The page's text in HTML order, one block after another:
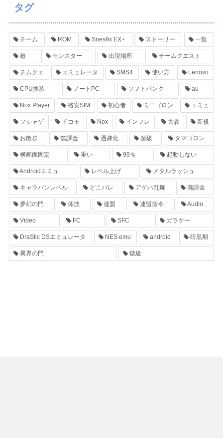
タグ
チーム ROM Snes9x EX+ ストーリー 一覧
敵 モンスター 出現場所 チームクエスト
チムクエ エミュレータ SMS4 使い方 Lenovo
CPU換装 ノートPC ソフトバンク au
Nox Player 格安SIM 初心者 ミニゴロン エミュ
ソシャゲ ドコモ Nox インフレ 古参 新規
お散歩 無課金 過疎化 超級 タマゴロン
横画面固定 重い 99％ 起動しない
Androidエミュ レベル上げ メタルラッシュ
キャラバンレベル どこパレ アゲハ乱舞 廃課金
夢幻の門 体技 連盟 連盟指令 Audio
Video FC SFC ガラケー
DraStic DSエミュレータ NES.emu android 暗黒期
異界の門 獄級